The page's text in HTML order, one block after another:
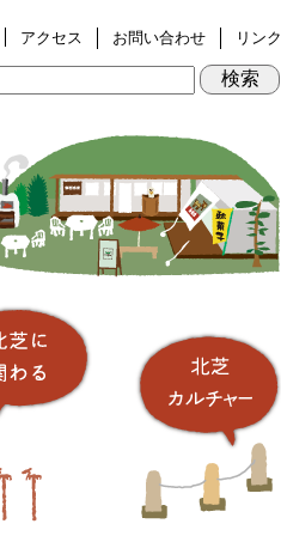
アクセス お問い合わせ リンク